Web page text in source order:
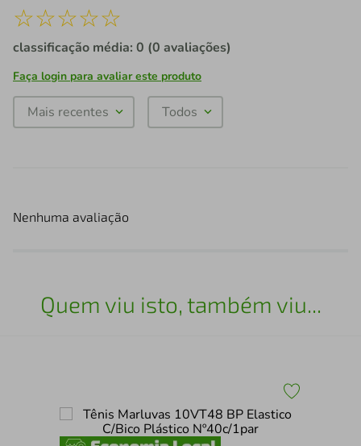
☆☆☆☆☆
classificação média: 0 (0 avaliações)
Faça login para avaliar este produto
Mais recentes Todos
Nenhuma avaliação
Quem viu isto, também viu...